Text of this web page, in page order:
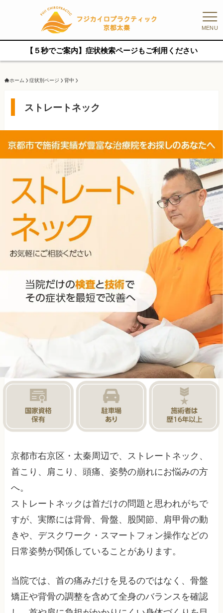
MENU
【５秒でご案内】症状検索ページもご利用ください
ホーム 症状別ページ 背中
ストレートネック
京都市右京区・太秦周辺で、ストレートネック、
首こり、肩こり、頭痛、姿勢の崩れにお悩みの方
へ。
ストレートネックは首だけの問題と思われがちで
すが、実際には背骨、骨盤、股関節、肩甲骨の動
きや、デスクワーク・スマートフォン操作などの
日常姿勢が関係していることがあります。
当院では、首の痛みだけを見るのではなく、骨盤
矯正や背骨の調整を含めて全身のバランスを確認